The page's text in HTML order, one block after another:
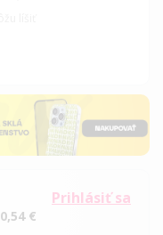
Prihlásiť sa
0,54 €